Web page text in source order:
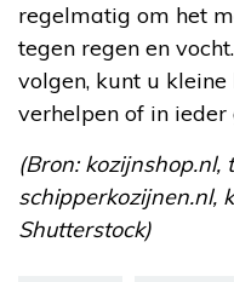
regelmatig om het
tegen regen en
volgen, kunt u
verhelpen of in
(Bron: kozijnshop.nl,
schipperkozijnen.nl,
Shutterstock)